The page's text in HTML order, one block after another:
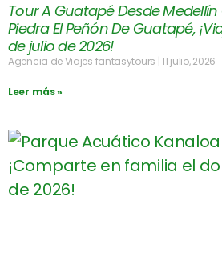
Tour A Guatapé Desde Medellín
Piedra El Peñón De Guatapé,
de julio de 2026!
Agencia de Viajes fantasytours 11 julio, 2026
Leer más »